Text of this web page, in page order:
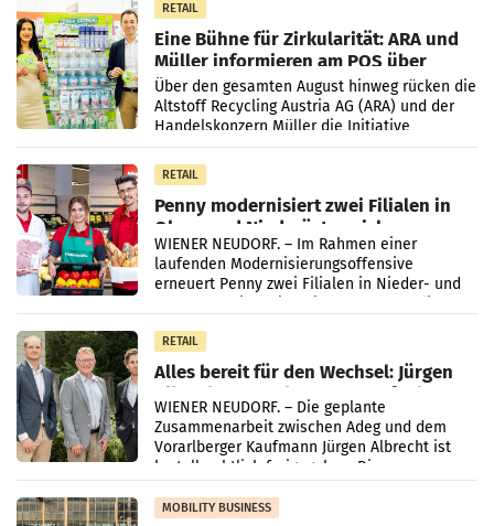
RETAIL
Eine Bühne für Zirkularität: ARA und
Müller informieren am POS über
Kreislauffähigkeit
Über den gesamten August hinweg rücken die
Altstoff Recycling Austria AG (ARA) und der
Handelskonzern Müller die Initiative
„Kreislauf-Helden“ in allen österreichischen
Müller-Filialen
RETAIL
Penny modernisiert zwei Filialen in
Ober- und Niederösterreich
WIENER NEUDORF. – Im Rahmen einer
laufenden Modernisierungsoffensive
erneuert Penny zwei Filialen in Nieder- und
RETAIL
Alles bereit für den Wechsel: Jürgen
Albrecht setzt ab 1.1.2027 auf Adeg
WIENER NEUDORF. – Die geplante
Zusammenarbeit zwischen Adeg und dem
Vorarlberger Kaufmann Jürgen Albrecht ist
kartellrechtlich freigegeben: Die
Bundeswettbewerbsbehörde und der
Bundeskartellanwalt
MOBILITY BUSINESS